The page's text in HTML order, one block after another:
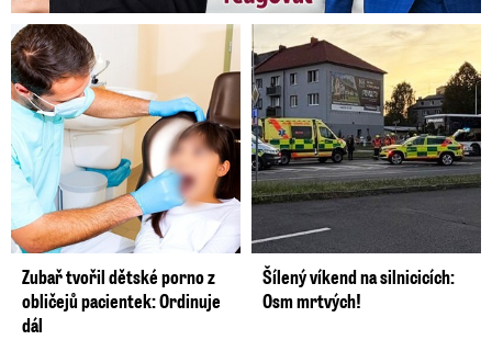
Zubař tvořil dětské porno z
obličejů pacientek: Ordinuje
dál
Šílený víkend na silnicicích:
Osm mrtvých!